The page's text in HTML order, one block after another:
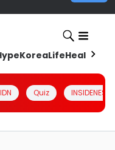
KoreaLifeHealth
Quiz INSIDENESIA